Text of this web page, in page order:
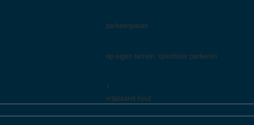
parkeerplaats
op eigen terrein, openbaar parkeren
1
vrijstaand hout